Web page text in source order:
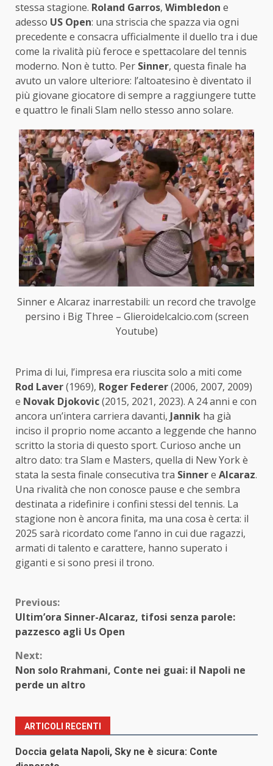
stessa stagione. Roland Garros, Wimbledon e
adesso US Open: una striscia che spazza via ogni
precedente e consacra ufficialmente il duello tra i due
come la rivalità più feroce e spettacolare del tennis
moderno. Non è tutto. Per Sinner, questa finale ha
avuto un valore ulteriore: l’altoatesino è diventato il
più giovane giocatore di sempre a raggiungere tutte
e quattro le finali Slam nello stesso anno solare.
Sinner e Alcaraz inarrestabili: un record che travolge
persino i Big Three – Glieroidelcalcio.com (screen
Youtube)
Prima di lui, l’impresa era riuscita solo a miti come
Rod Laver(1969), Roger Federer(2006, 2007, 2009)
e Novak Djokovic(2015, 2021, 2023). A 24 anni e con
ancora un’intera carriera davanti, Jannik ha già
inciso il proprio nome accanto a leggende che hanno
scritto la storia di questo sport. Curioso anche un
altro dato: tra Slam e Masters, quella di New York è
stata la sesta finale consecutiva tra Sinnere Alcaraz.
Una rivalità che non conosce pause e che sembra
destinata a ridefinire i confini stessi del tennis. La
stagione non è ancora finita, ma una cosa è certa: il
2025 sarà ricordato come l’anno in cui due ragazzi,
armati di talento e carattere, hanno superato i
giganti e si sono presi il trono.
Continue
Reading
Previous:
Ultim’ora Sinner-Alcaraz, tifosi senza parole:
pazzesco agli Us Open
Next:
Non solo Rrahmani, Conte nei guai: il Napoli ne
perde un altro
ARTICOLI RECENTI
Doccia gelata Napoli, Sky ne è sicura: Conte